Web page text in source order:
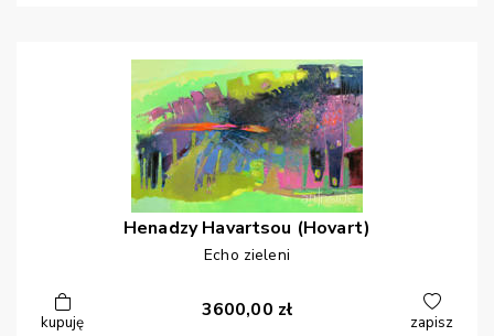
Henadzy Havartsou (Hovart)
Echo zieleni
kupuję
3600,00 zł
zapisz